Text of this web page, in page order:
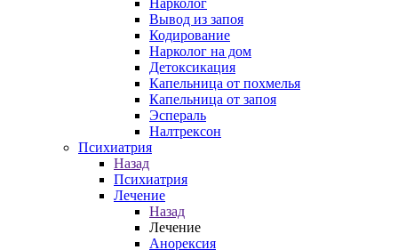
Нарколог
Вывод из запоя
Кодирование
Нарколог на дом
Детоксикация
Капельница от похмелья
Капельница от запоя
Эспераль
Налтрексон
Психиатрия
Назад
Психиатрия
Лечение
Назад
Лечение
Анорексия